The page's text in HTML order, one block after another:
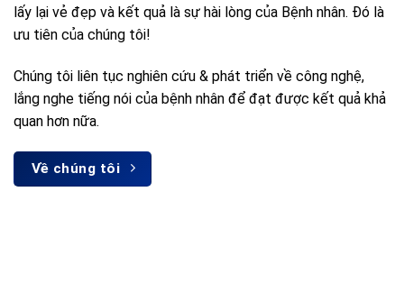
lấy lại vẻ đẹp và kết quả là sự hài lòng của Bệnh nhân. Đó là
ưu tiên của chúng tôi!
Chúng tôi liên tục nghiên cứu & phát triển về công nghệ,
lắng nghe tiếng nói của bệnh nhân để đạt được kết quả khả
quan hơn nữa.
Về chúng tôi